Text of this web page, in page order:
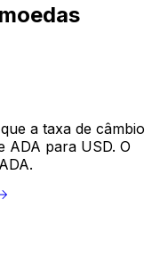
a taxa de câmbio
ADA para USD. O